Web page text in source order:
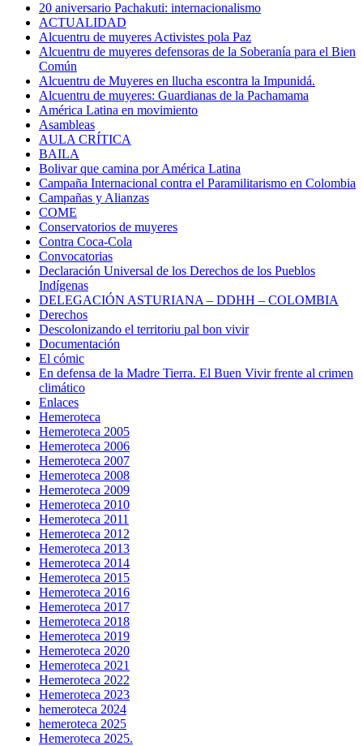
20 aniversario Pachakuti: internacionalismo
ACTUALIDAD
Alcuentru de muyeres Activistes pola Paz
Alcuentru de muyeres defensoras de la Soberanía para el Bien
Común
Alcuentru de Muyeres en llucha escontra la Impunidá.
Alcuentru de muyeres: Guardianas de la Pachamama
América Latina en movimiento
Asambleas
AULA CRÍTICA
BAILA
Bolivar que camina por América Latina
Campaña Internacional contra el Paramilitarismo en Colombia
Campañas y Alianzas
COME
Conservatorios de muyeres
Contra Coca-Cola
Convocatorias
Declaración Universal de los Derechos de los Pueblos
Indígenas
DELEGACIÓN ASTURIANA – DDHH – COLOMBIA
Derechos
Descolonizando el territoriu pal bon vivir
Documentación
El cómic
En defensa de la Madre Tierra. El Buen Vivir frente al crimen
climático
Enlaces
Hemeroteca
Hemeroteca 2005
Hemeroteca 2006
Hemeroteca 2007
Hemeroteca 2008
Hemeroteca 2009
Hemeroteca 2010
Hemeroteca 2011
Hemeroteca 2012
Hemeroteca 2013
Hemeroteca 2014
Hemeroteca 2015
Hemeroteca 2016
Hemeroteca 2017
Hemeroteca 2018
Hemeroteca 2019
Hemeroteca 2020
Hemeroteca 2021
Hemeroteca 2022
Hemeroteca 2023
hemeroteca 2024
hemeroteca 2025
Hemeroteca 2025.